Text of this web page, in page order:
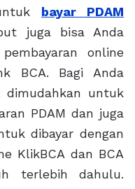
bayar PDAM
juga bisa Anda
online
BCA. Bagi Anda
dimudahkan untuk
PDAM dan juga
dibayar dengan
KlikBCA dan BCA
terlebih dahulu.